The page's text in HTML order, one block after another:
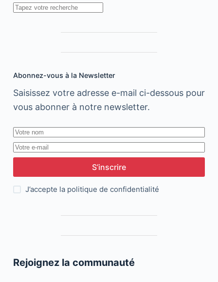
Rechercher
Abonnez-vous à la Newsletter
Saisissez votre adresse e-mail ci-dessous pour
vous abonner à notre newsletter.
S’inscrire
J’accepte la politique de confidentialité
Rejoignez la communauté